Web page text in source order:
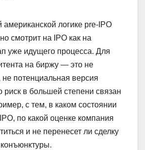
американской логике pre-IPO
смотрит на IPO как на
уже идущего процесса. Для
на биржу — это не
не потенциальная версия
риск в большей степени связан
с тем, в каком состоянии
по какой оценке компания
и не перенесет ли сделку